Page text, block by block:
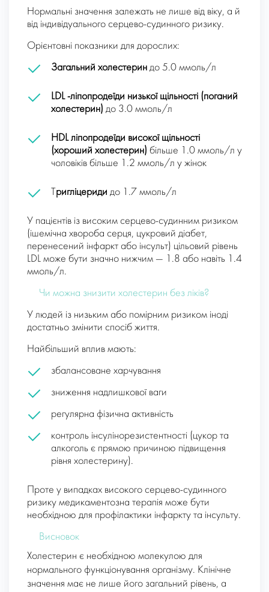
Нормальні значення залежать не лише від віку, а й
від індивідуального серцево-судинного ризику.
Орієнтовні показники для дорослих:
Загальний холестерин до 5.0 ммоль/л
LDL -ліпопродеїди низької щільності (поганий
холестерин) до 3.0 ммоль/л
HDL ліпопродеїди високої щільності
(хороший холестерин) більше 1.0 ммоль/л у
чоловіків більше 1.2 ммоль/л у жінок
Т ригліцериди до 1.7 ммоль/л
У пацієнтів із високим серцево-судинним ризиком
(ішемічна хвороба серця, цукровий діабет,
перенесений інфаркт або інсульт) цільовий рівень
LDL може бути значно нижчим — 1.8 або навіть 1.4
ммоль/л.
Чи можна знизити холестерин без ліків?
У людей із низьким або помірним ризиком іноді
достатньо змінити спосіб життя.
Найбільший вплив мають:
збалансоване харчування
зниження надлишкової ваги
регулярна фізична активність
контроль інсулінорезистентності (цукор та
алкоголь є прямою причиною підвищення
рівня холестерину).
Проте у випадках високого серцево-судинного
ризику медикаментозна терапія може бути
необхідною для профілактики інфаркту та інсульту.
Висновок
Холестерин є необхідною молекулою для
нормального функціонування організму. Клінічне
значення має не лише його загальний рівень, а